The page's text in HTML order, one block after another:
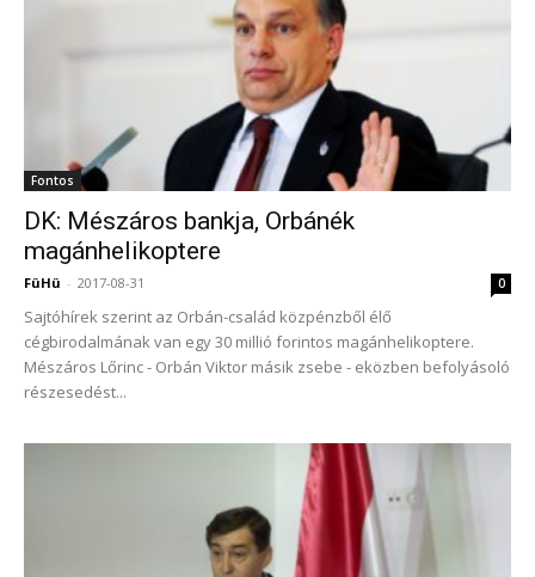
Fontos
DK: Mészáros bankja, Orbánék
magánhelikoptere
FüHü - 2017-08-31 0
Sajtóhírek szerint az Orbán-család közpénzből élő
cégbirodalmának van egy 30 millió forintos magánhelikoptere.
Mészáros Lőrinc - Orbán Viktor másik zsebe - eközben befolyásoló
részesedést...